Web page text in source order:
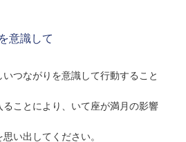
意識して
つながりを意識して行動すること
ことにより、いて座が満月の影響
い出してください。